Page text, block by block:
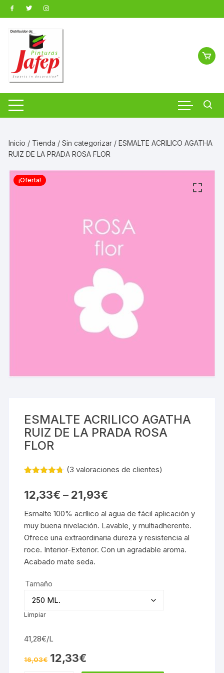
Saltar
al
contenido
Inicio / Tienda /Sin categorizar / ESMALTE ACRILICO AGATHA
RUIZ DE LA PRADA ROSA FLOR
¡Oferta!
ESMALTE ACRILICO AGATHA
RUIZ DE LA PRADA ROSA
FLOR
de 5 en
base a
valoracione
s de
clientes
(3 valoraciones de clientes)
12,33€ – 21,93€
Esmalte 100% acrílico al agua de fácil aplicación y
muy buena nivelación. Lavable, y multiadherente.
Ofrece una extraordinaria dureza y resistencia al
roce. Interior-Exterior. Con un agradable aroma.
Acabado mate seda.
Tamaño
Limpiar
41,28€/L
16,03€ El
precio
12,33€
actual